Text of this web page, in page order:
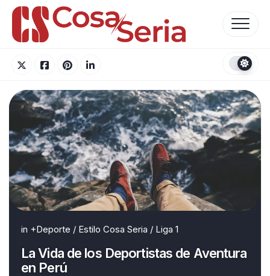
Skip
content
in +Deporte / Estilo Cosa Seria / Liga 1
La Vida de los Deportistas de Aventura
en Perú